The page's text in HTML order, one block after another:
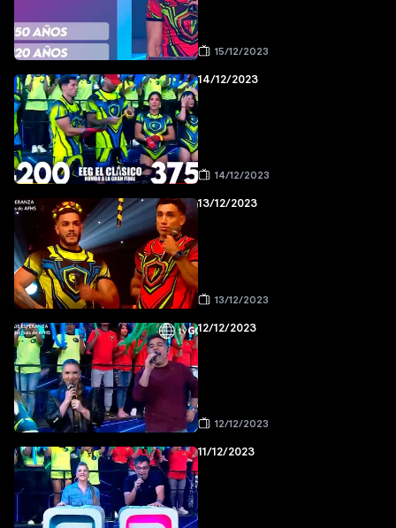
15/12/2023
14/12/2023
14/12/2023
13/12/2023
13/12/2023
12/12/2023
12/12/2023
11/12/2023